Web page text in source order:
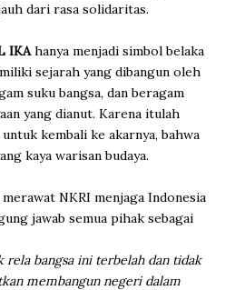
dari rasa solidaritas.
IKAhanya menjadi simbol belaka
sejarah yang dibangun oleh
suku bangsa, dan beragam
yang dianut. Karena itulah
kembali ke akarnya, bahwa
kaya warisan budaya.
NKRI menjaga Indonesia
jawab semua pihak sebagai
rela bangsa ini terbelah dan tidak
membangun negeri dalam